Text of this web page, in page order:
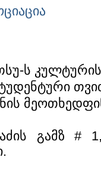
ს
გამზ #